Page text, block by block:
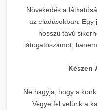
Növekedés a
az eladásokban. Egy
hosszú távú
látogatószámot,
Készen
Ne hagyja, hogy a
Vegye fel velünk a